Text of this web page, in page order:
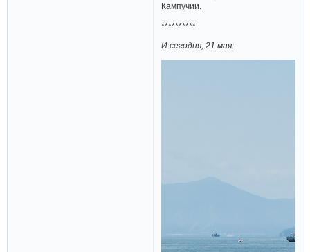
Кампучии.
**********
И сегодня, 21 мая: